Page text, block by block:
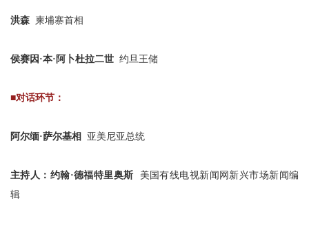
洪森 柬埔寨首相
侯赛因·本·阿卜杜拉二世 约旦王储
■对话环节：
阿尔缅·萨尔基相 亚美尼亚总统
主持人：约翰·德福特里奥斯 美国有线电视新闻网新兴市场新闻编
辑